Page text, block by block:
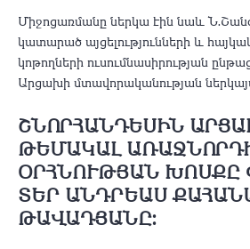
Միջոցառմանը ներկա էին նաև
կատարած այցելությունների և
կոթողների ուսումնասիրության
Արցախի մտավորականության
ՇՆՈՐՀԱՆԴԵՍԻՆ
ԹԵՄԱԿԱԼ
ՕՐՀՆՈՒԹՅԱՆ ԽՈՍՔԸ
ՏԵՐ ԱՆԴՐԵԱՍ
ԹԱՎԱԴՅԱՆԸ։